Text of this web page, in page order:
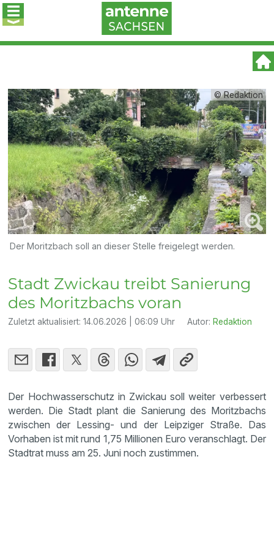
© Redaktion
Der Moritzbach soll an dieser Stelle freigelegt werden.
Stadt Zwickau treibt Sanierung
des Moritzbachs voran
Zuletzt aktualisiert:14.06.2026 | 06:09 Uhr Autor: Redaktion
Der Hochwasserschutz in Zwickau soll weiter verbessert
werden. Die Stadt plant die Sanierung des Moritzbachs
zwischen der Lessing- und der Leipziger Straße. Das
Vorhaben ist mit rund 1,75 Millionen Euro veranschlagt. Der
Stadtrat muss am 25. Juni noch zustimmen.